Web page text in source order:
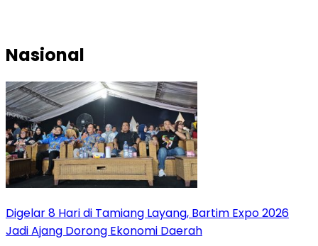
Nasional
Digelar 8 Hari di Tamiang Layang, Bartim Expo 2026
Jadi Ajang Dorong Ekonomi Daerah